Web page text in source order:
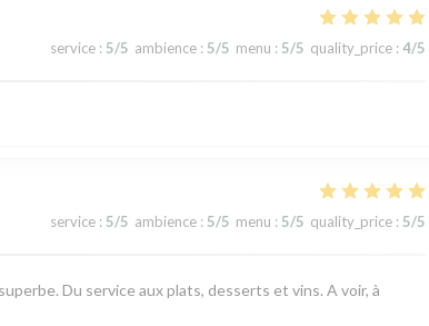
service : 5/5 ambience : 5/5 menu : 5/5 quality_price : 4/5
service : 5/5 ambience : 5/5 menu : 5/5 quality_price : 5/5
Du service aux plats, desserts et vins. A voir, à